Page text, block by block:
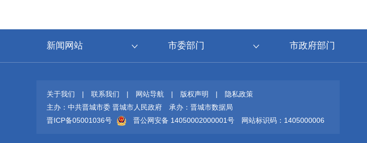
新闻网站 市委部门 市政府部门
关于我们 | 联系我们 | 网站导航 | 版权声明 |
隐私政策
主办：中共晋城市委 晋城市人民政府
承办：晋城市数据局
晋ICP备05001036号
晋公网安备 14050002000001号 网站标识码：1405000006